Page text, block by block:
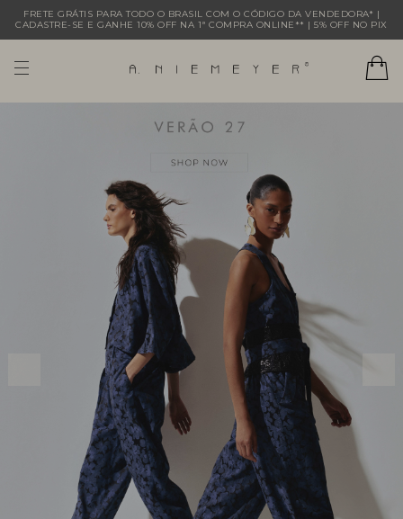
FRETE GRÁTIS PARA TODO O BRASIL COM O CÓDIGO DA VENDEDORA* |
CADASTRE-SE E GANHE 10% OFF NA 1ª COMPRA ONLINE** | 5% OFF NO PIX